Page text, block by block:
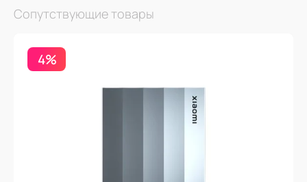
Сопутствующие товары
4%